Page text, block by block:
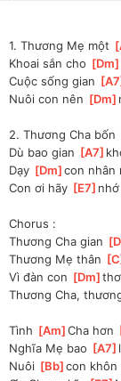
1. Thương Mẹ một [
Khoai sắn cho [Dm
Cuộc sống gian [A7
Nuôi con nên [Dm
2. Thương Cha bốn
Dù bao gian [A7 ]
Dạy [Dm ]
con nhân
Con ơi hãy [E7 ]
Chorus :
Thương Cha gian [
Thương Mẹ thân [C
Vì đàn con [Dm ]
Thương Cha,
Tình [Am ]
Cha hơn [
Nghĩa Mẹ bao [A7
Nuôi [Bb ]
con khôn